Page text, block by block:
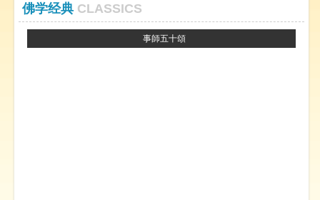
佛学经典CLASSICS
事師五十頌